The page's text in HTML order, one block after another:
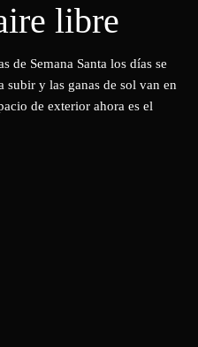
libre
de Semana Santa los días se
subir y las ganas de sol van en
de exterior ahora es el